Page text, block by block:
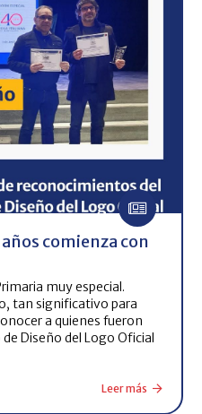
comienza con
muy especial.
tan significativo para
a quienes fueron
Diseño del Logo Oficial
Leer más